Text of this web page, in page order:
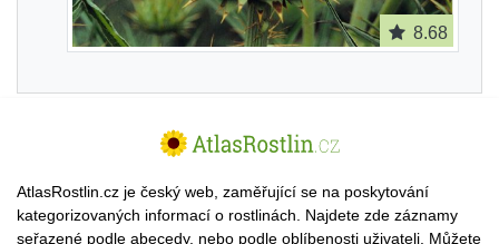
8.68
AtlasRostlin.cz je český web, zaměřující se na poskytování
kategorizovaných informací o rostlinách. Najdete zde záznamy
seřazené podle abecedy, nebo podle oblíbenosti uživateli. Můžete